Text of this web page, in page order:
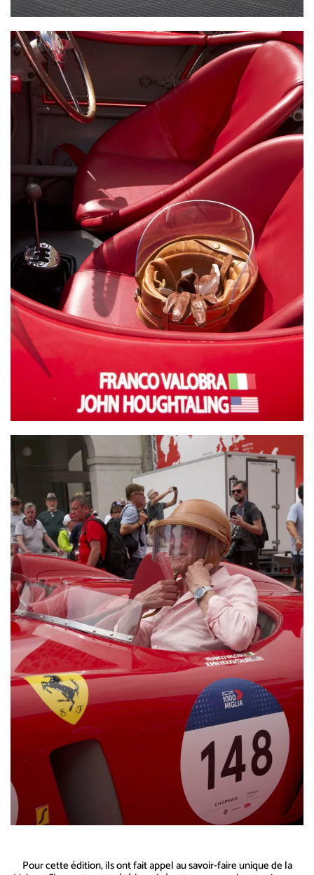
Pour cette édition, ils ont fait appel au savoir-faire unique de la